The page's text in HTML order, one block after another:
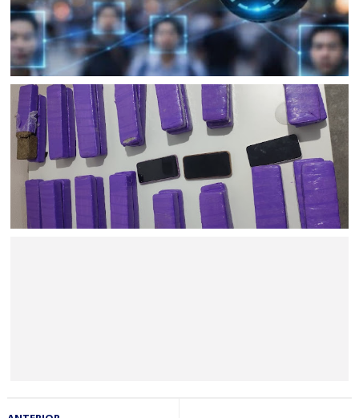
BAHIA
Procurado da justiça é identificado e preso após ser
identificado pelo sistema de reconhecimento facial em
ação do CICOM Sr. do Bonfim e PM em Capim Grosso